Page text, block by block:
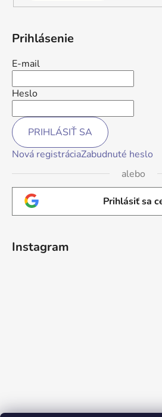
Prihlásenie
E-mail
Heslo
PRIHLÁSIŤ SA
Nová registráciaZabudnuté heslo
alebo
Prihlásiť sa
Instagram